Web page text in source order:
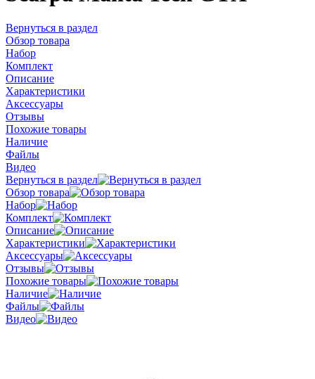
Вернуться в раздел
Обзор товара
Набор
Комплект
Описание
Характеристики
Аксессуары
Отзывы
Похожие товары
Наличие
Файлы
Видео
Вернуться в раздел
Обзор товара
Набор
Комплект
Описание
Характеристики
Аксессуары
Отзывы
Похожие товары
Наличие
Файлы
Видео